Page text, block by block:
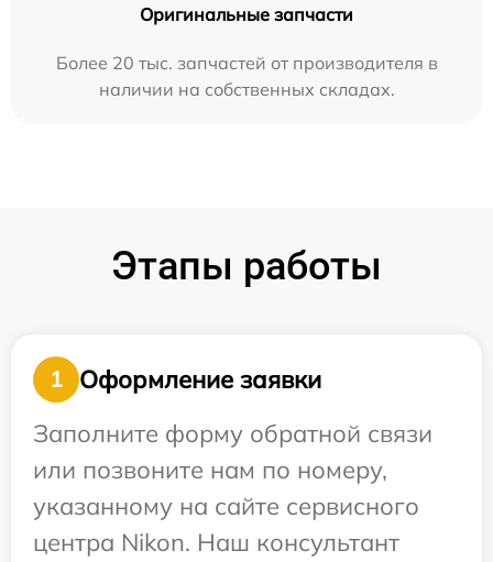
Оригинальные запчасти
Более 20 тыс. запчастей от производителя в
наличии на собственных складах.
Этапы работы
1
Оформление заявки
Заполните форму обратной связи
или позвоните нам по номеру,
указанному на сайте сервисного
центра Nikon. Наш консультант